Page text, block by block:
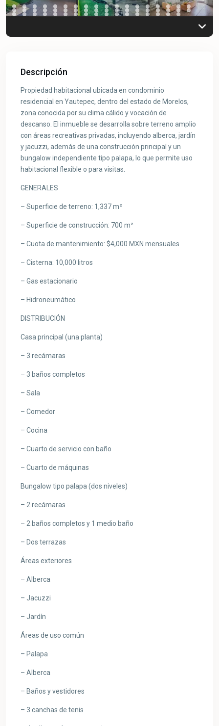
Descripción
Propiedad habitacional ubicada en condominio
residencial en Yautepec, dentro del estado de Morelos,
zona conocida por su clima cálido y vocación de
descanso. El inmueble se desarrolla sobre terreno amplio
con áreas recreativas privadas, incluyendo alberca, jardín
y jacuzzi, además de una construcción principal y un
bungalow independiente tipo palapa, lo que permite uso
habitacional flexible o para visitas.
GENERALES
– Superficie de terreno: 1,337 m²
– Superficie de construcción: 700 m²
– Cuota de mantenimiento: $4,000 MXN mensuales
– Cisterna: 10,000 litros
– Gas estacionario
– Hidroneumático
DISTRIBUCIÓN
Casa principal (una planta)
– 3 recámaras
– 3 baños completos
– Sala
– Comedor
– Cocina
– Cuarto de servicio con baño
– Cuarto de máquinas
Bungalow tipo palapa (dos niveles)
– 2 recámaras
– 2 baños completos y 1 medio baño
– Dos terrazas
Áreas exteriores
– Alberca
– Jacuzzi
– Jardín
Áreas de uso común
– Palapa
– Alberca
– Baños y vestidores
– 3 canchas de tenis